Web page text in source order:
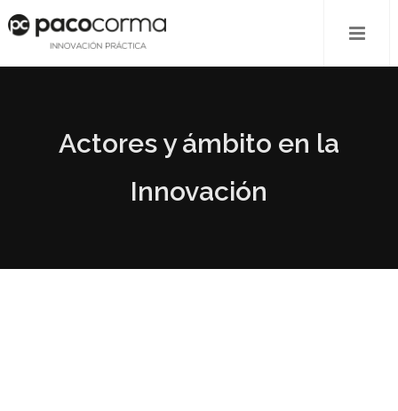
Actores y ámbito en la
Innovación